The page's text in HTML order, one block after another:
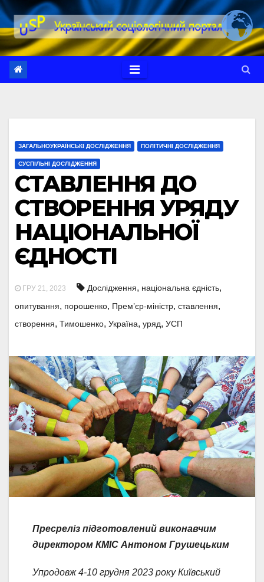
Перейти
до
вмісту
ЗАГАЛЬНОУКРАЇНСЬКІ ДОСЛІДЖЕННЯ ПОЛІТИЧНІ ДОСЛІДЖЕННЯ
СУСПІЛЬНІ ДОСЛІДЖЕННЯ
СТАВЛЕННЯ ДО
СТВОРЕННЯ УРЯДУ
НАЦІОНАЛЬНОЇ
ЄДНОСТІ
ГРУ 21, 2023 Дослідження, національна єдність,
опитування, порошенко, Прем’єр-міністр, ставлення,
створення, Тимошенко, Україна, уряд, УСП
Пресреліз підготовлений виконавчим
директором КМІС Антоном Грушецьким
Упродовж 4-10 грудня 2023 року Київський